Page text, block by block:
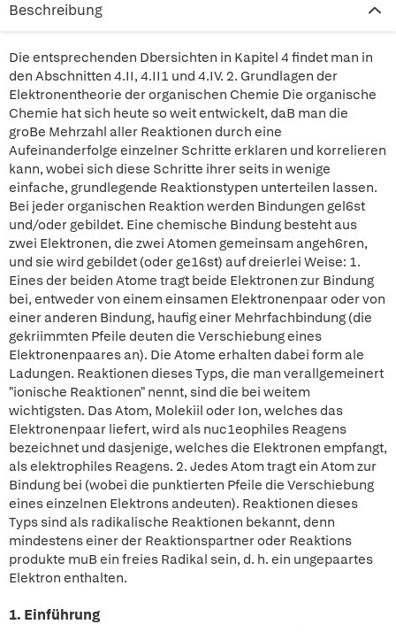
Beschreibung
Die entsprechenden Dbersichten in Kapitel 4 findet man in
den Abschnitten 4.II, 4.II1 und 4.IV. 2. Grundlagen der
Elektronentheorie der organischen Chemie Die organische
Chemie hat sich heute so weit entwickelt, daB man die
groBe Mehrzahl aller Reaktionen durch eine
Aufeinanderfolge einzelner Schritte erklaren und korrelieren
kann, wobei sich diese Schritte ihrer seits in wenige
einfache, grundlegende Reaktionstypen unterteilen lassen.
Bei jeder organischen Reaktion werden Bindungen gel6st
und/oder gebildet. Eine chemische Bindung besteht aus
zwei Elektronen, die zwei Atomen gemeinsam angeh6ren,
und sie wird gebildet (oder ge16st) auf dreierlei Weise: 1.
Eines der beiden Atome tragt beide Elektronen zur Bindung
bei, entweder von einem einsamen Elektronenpaar oder von
einer anderen Bindung, haufig einer Mehrfachbindung (die
gekriimmten Pfeile deuten die Verschiebung eines
Elektronenpaares an). Die Atome erhalten dabei form ale
Ladungen. Reaktionen dieses Typs, die man verallgemeinert
"ionische Reaktionen" nennt, sind die bei weitem
wichtigsten. Das Atom, Molekiil oder Ion, welches das
Elektronenpaar liefert, wird als nuc1eophiles Reagens
bezeichnet und dasjenige, welches die Elektronen empfangt,
als elektrophiles Reagens. 2. Jedes Atom tragt ein Atom zur
Bindung bei (wobei die punktierten Pfeile die Verschiebung
eines einzelnen Elektrons andeuten). Reaktionen dieses
Typs sind als radikalische Reaktionen bekannt, denn
mindestens einer der Reaktionspartner oder Reaktions
produkte muB ein freies Radikal sein, d. h. ein ungepaartes
Elektron enthalten.
1. Einführung